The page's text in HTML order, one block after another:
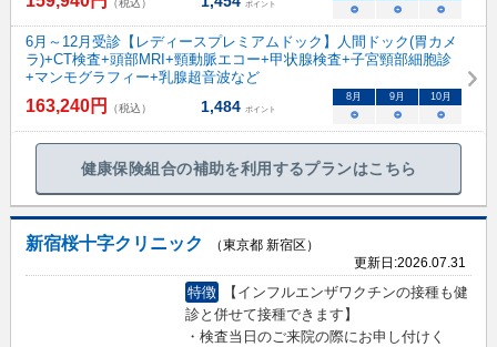
（税込） ポイント ○ ○ ○
6月～12月受診【レディースプレミアムドック】人間ドック(胃カメ
ラ)+CT検査+頭部MRI+頸動脈エコー+甲状腺検査+子宮頸部細胞診
+マンモグラフィー+乳腺超音波など
163,240円 （税込） 1,484 ポイント
8 月 9 月 10月
○ ○ ○
健康保険組合の補助を利用するプランはこちら
新宿桜十字クリニック
（東京都 新宿区）
更新日:2026.07.31
特徴
【インフルエンザワクチンの接種も健
診と併せて接種できます】
・検査当日のご来院の際にお申し付けく